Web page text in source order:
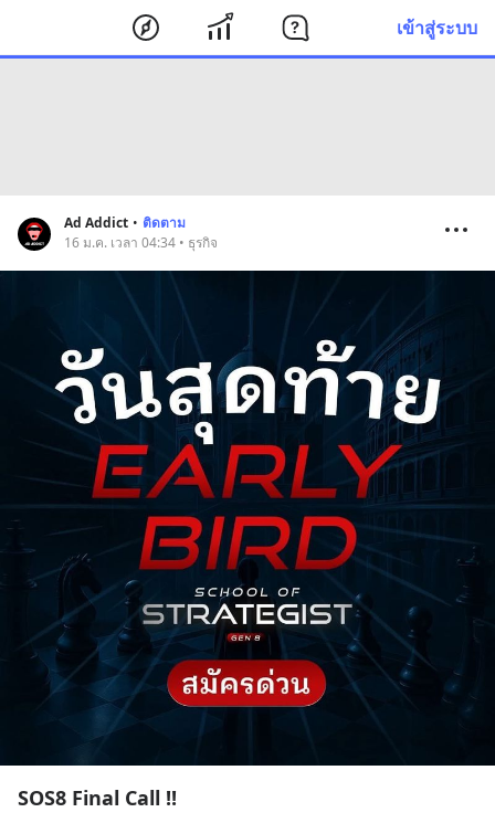
เข้าสู่ระบบ
Ad Addict • ติดตาม
16 ม.ค. เวลา 04:34 • ธุรกิจ
SOS8 Final Call !!